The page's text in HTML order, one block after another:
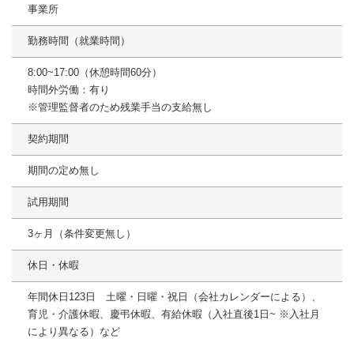
事業所
勤務時間（就業時間）
8:00~17:00（休憩時間60分）
時間外労働：有り
※管理監督者のため残業手当の支給無し
契約期間
期間の定め無し
試用期間
3ヶ月（条件変更無し）
休日・休暇
年間休日123日 土曜・日曜・祝日（会社カレンダーによる）、
育児・介護休暇、慶弔休暇、有給休暇（入社直後1日~ ※入社月
により異なる）など